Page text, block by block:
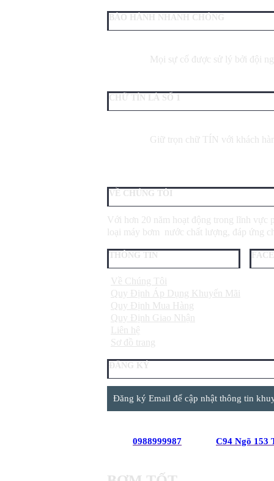
BÀO HÀNH NHANH CHÓNG
Mọi sự cố được sử lý bởi đội
CHỮ TÍN LÀ SỐ 1
Giữ trọn chữ TÍN với khách
VỀ CHÚNG TÔI
Với hơn 20 năm hoạt động trong lĩnh vực
loại máy bơm nước chất lượng, đáp ứng
THÔNG TIN
Về Chúng Tôi
Quy Định Áp Dụng Khuyến Mãi
Quy Định Mua Hàng
Quy Định Giao Nhận
Liên hệ
Sơ đồ trang
ĐĂNG KÝ
Đăng ký Email để cập nhật thông tin
0988999987 C94 Ngõ 153